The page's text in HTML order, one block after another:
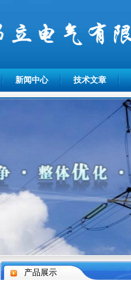
新闻中心 技术文章
产品展示